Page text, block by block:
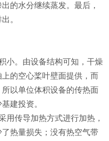
的水分继续蒸发。最后，
。
小。由设备结构可知，干燥
的空心桨叶壁面提供，而
以单位体积设备的传热面
建投资。
用传导加热方式进行加热，
热量损失；没有热空气带